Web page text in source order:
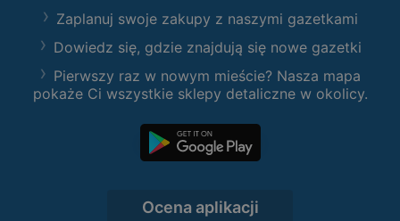
Zaplanuj swoje zakupy z naszymi gazetkami
Dowiedz się, gdzie znajdują się nowe gazetki
Pierwszy raz w nowym mieście? Nasza mapa
pokaże Ci wszystkie sklepy detaliczne w okolicy.
Ocena aplikacji